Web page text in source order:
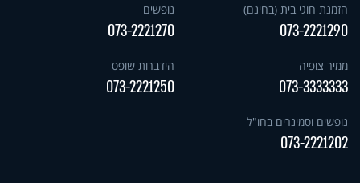
הזמנת חוגי בית (בחינם)
073-2221290
נופשים
073-2221270
ממיר צופיה
073-3333333
הידברות שופס
073-2221250
נופשים וסמינרים בחו"ל
073-2221202